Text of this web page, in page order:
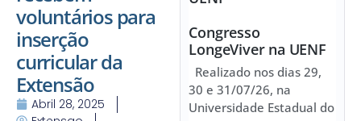
voluntários para
inserção
curricular da
Extensão
Abril 28, 2025
Congresso
LongeViver na UENF
Realizado nos dias 29,
30 e 31/07/26, na
Universidade Estadual do